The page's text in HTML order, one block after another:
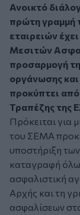
Ανοικτό
πρώτη γραμμή
εταιρειών
Μεσιτών
προσαρμογή
οργάνωσης
προκύπτει από
Τραπέζης της
Πρόκειται για
του ΣΕΜΑ
υποστήριξη
καταγραφή
ασφαλιστική
Αρχής και τη
ασφαλίσεων